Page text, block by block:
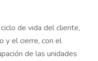
de vida del cliente,
y el cierre, con el
de las unidades